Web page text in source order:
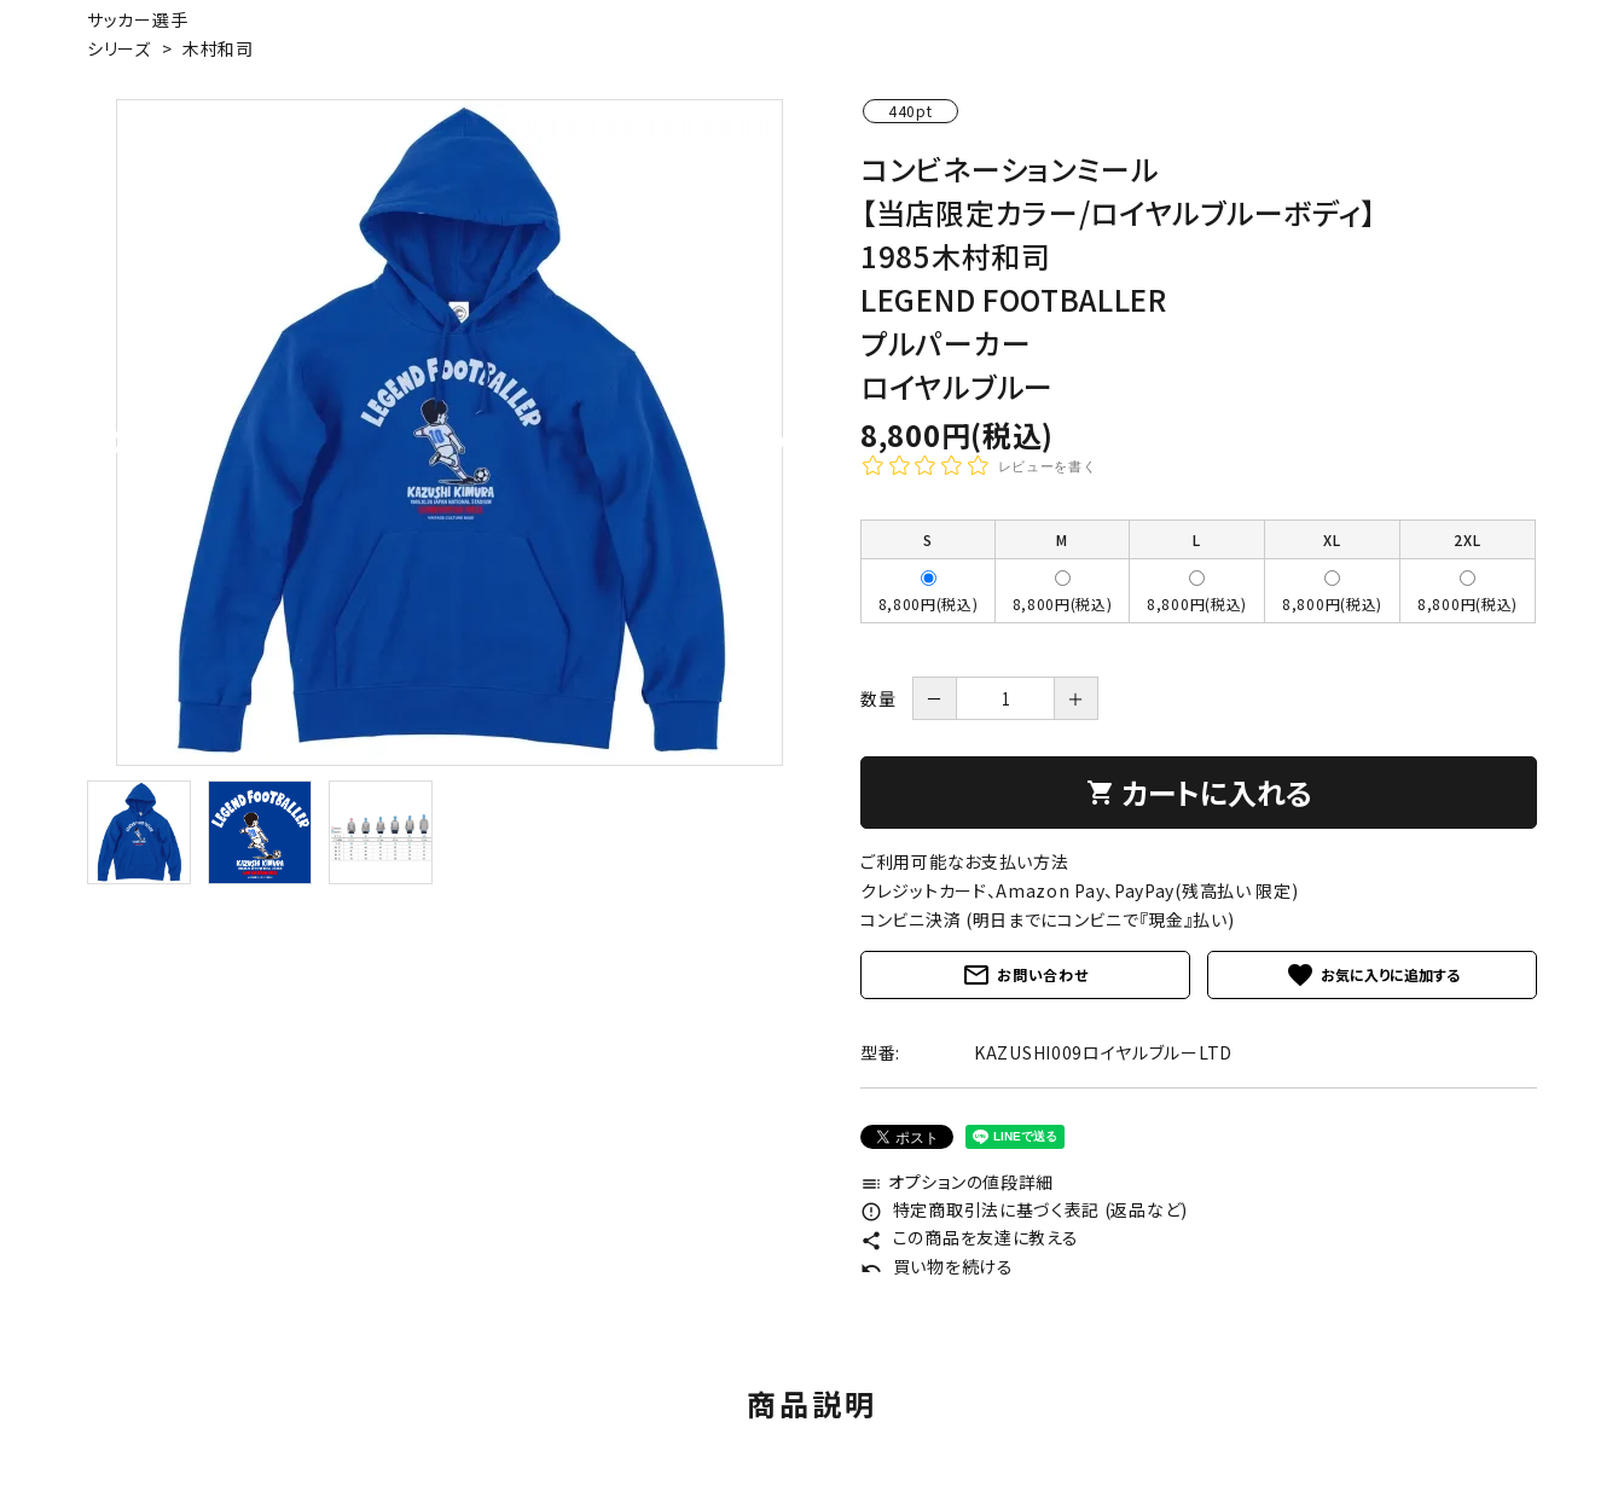
キャンベル料理長
サッカー選手
シリーズ > 木村和司
440pt
コンビネーションミール
【当店限定カラー/ロイヤルブルーボディ】
1985木村和司
LEGEND FOOTBALLER
プルパーカー
ロイヤルブルー
8,800円(税込)
レビューを書く
S M L XL 2XL
8,800円(税込) 8,800円(税込) 8,800円(税込) 8,800円(税込) 8,800円(税込)
数量 － ＋
shopping_cart カートに入れる
ご利用可能なお支払い方法
クレジットカード、Amazon Pay、PayPay(残高払い 限定)
コンビニ決済 (明日までにコンビニで『現金』払い)
mail_outline お問い合わせ favorite
型番: KAZUSHI009ロイヤルブルーLTD
toc オプションの値段詳細
error_outline 特定商取引法に基づく表記 (返品など)
share この商品を友達に教える
undo 買い物を続ける
商品説明